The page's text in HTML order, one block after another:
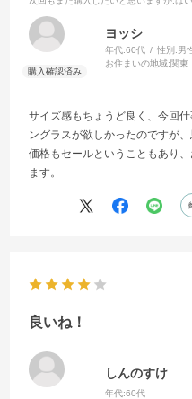
ヨッシ
年代:60代 性別:男
お住まいの地域:関東
サイズ感もちょうど良く、今回
ングラスが欲しかったのですが
価格もセールということもあり
ます。
良いね！
しんのすけ
年代:60代